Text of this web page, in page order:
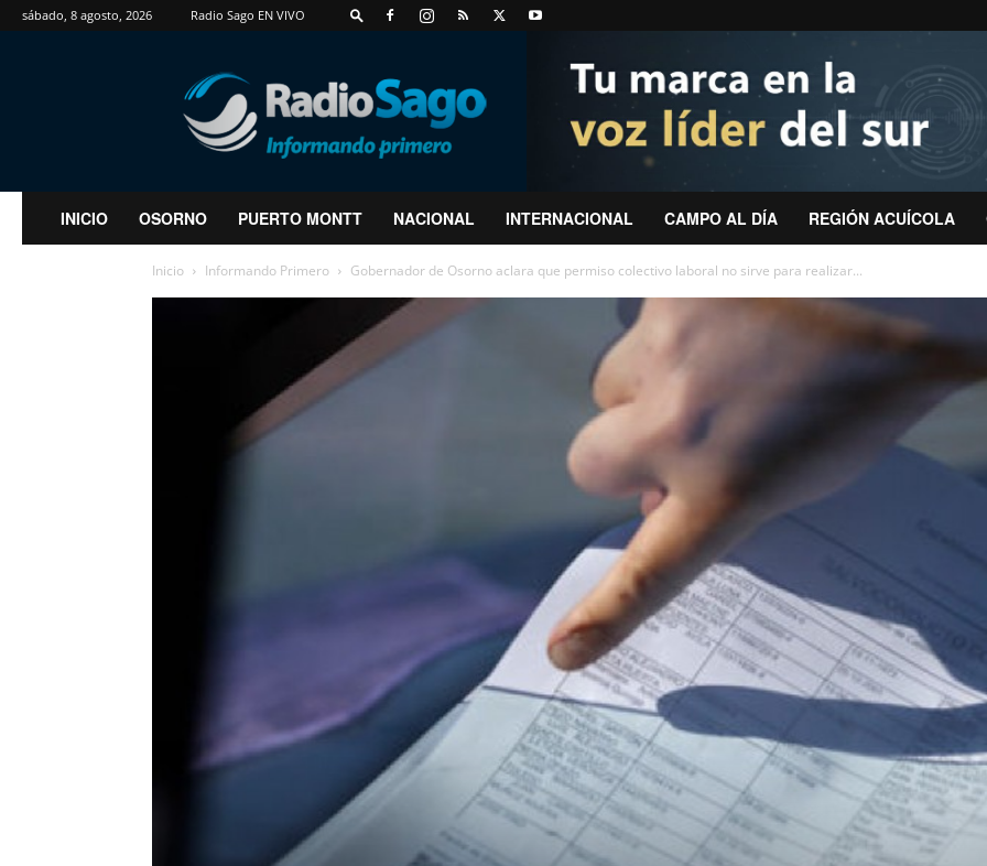
sábado, 8 agosto, 2026 Radio Sago EN VIVO
RadioSago
INICIO OSORNO PUERTO MONTT NACIONAL INTERNACIONAL CAMPO AL DÍA REGIÓN ACUÍCOLA
Inicio Informando Primero Gobernador de Osorno aclara que permiso colectivo laboral no sirve para realizar...